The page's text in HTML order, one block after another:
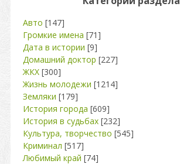
Авто [147]
Громкие имена [71]
Дата в истории [9]
Домашний доктор [227]
ЖКХ [300]
Жизнь молодежи [1214]
Земляки [179]
История города [609]
История в судьбах [232]
Культура, творчество [545]
Криминал [517]
Любимый край [74]